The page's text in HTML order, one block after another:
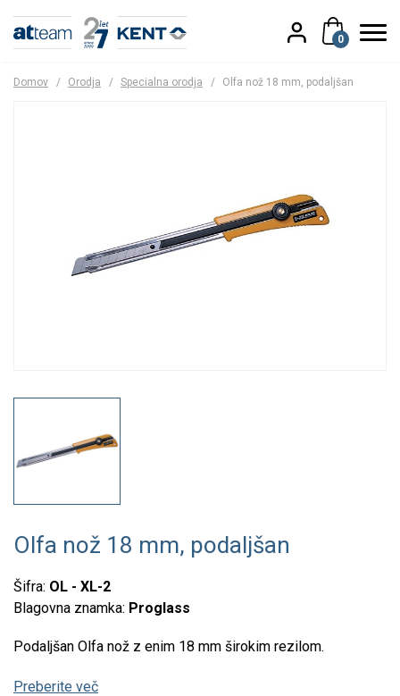
0
Domov / Orodja / Specialna orodja / Olfa nož 18 mm, podaljšan
Olfa nož 18 mm, podaljšan
Šifra: OL - XL-2
Blagovna znamka: Proglass
Podaljšan Olfa nož z enim 18 mm širokim rezilom.
Preberite več